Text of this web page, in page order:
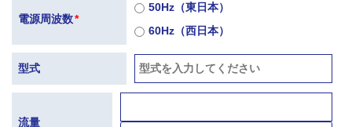
電源周波数*
50Hz（東日本）
60Hz（西日本）
型式
流量